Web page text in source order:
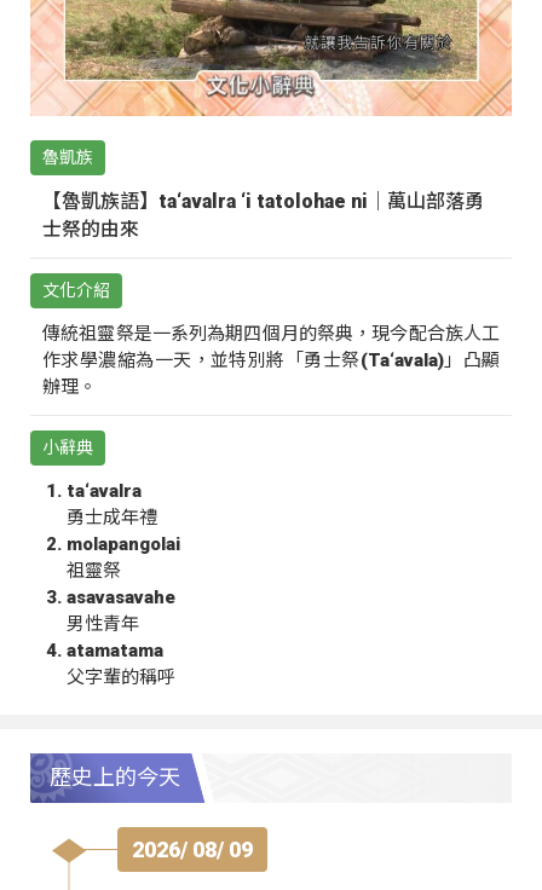
魯凱族
【魯凱族語】ta‘avalra ‘i tatolohae ni｜萬山部落勇
士祭的由來
文化介紹
傳統祖靈祭是一系列為期四個月的祭典，現今配合族人工
作求學濃縮為一天，並特別將「勇士祭(Ta‘avala)」凸顯
辦理。
小辭典
ta‘avalra
勇士成年禮
molapangolai
祖靈祭
asavasavahe
男性青年
atamatama
父字輩的稱呼
歷史上的今天
2026/ 08/ 09